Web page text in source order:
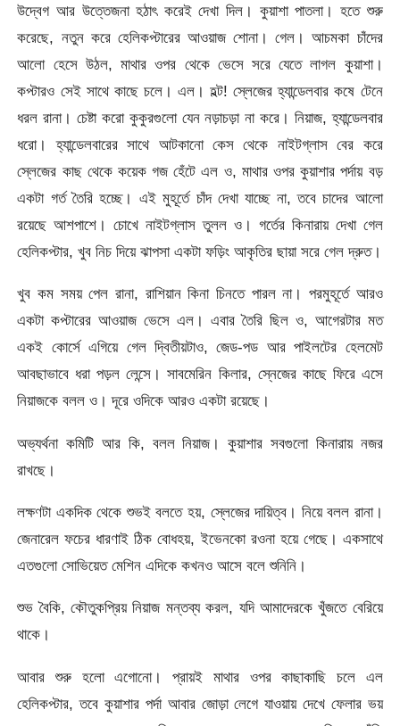
উদ্বেগ আর উত্তেজনা হঠাৎ করেই দেখা দিল। কুয়াশা পাতলা। হতে শুরু
করেছে, নতুন করে হেলিকপ্টারের আওয়াজ শোনা। গেল। আচমকা চাঁদের
আলো হেসে উঠল, মাথার ওপর থেকে ভেসে সরে যেতে লাগল কুয়াশা।
কপ্টারও সেই সাথে কাছে চলে। এল। হল্ট! স্লেজের হ্যান্ডেলবার কষে টেনে
ধরল রানা। চেষ্টা করো কুকুরগুলো যেন নড়াচড়া না করে। নিয়াজ, হ্যান্ডেলবার
ধরো। হ্যান্ডেলবারের সাথে আটকানো কেস থেকে নাইটগ্লাস বের করে
স্লেজের কাছ থেকে কয়েক গজ হেঁটে এল ও, মাথার ওপর কুয়াশার পর্দায় বড়
একটা গর্ত তৈরি হচ্ছে। এই মুহূর্তে চাঁদ দেখা যাচ্ছে না, তবে চাদের আলো
রয়েছে আশপাশে। চোখে নাইটগ্লাস তুলল ও। গর্তের কিনারায় দেখা গেল
হেলিকপ্টার, খুব নিচ দিয়ে ঝাপসা একটা ফড়িং আকৃতির ছায়া সরে গেল দ্রুত।
খুব কম সময় পেল রানা, রাশিয়ান কিনা চিনতে পারল না। পরমুহূর্তে আরও
একটা কপ্টারের আওয়াজ ভেসে এল। এবার তৈরি ছিল ও, আগেরটার মত
একই কোর্সে এগিয়ে গেল দ্বিতীয়টাও, জেড-পড আর পাইলটের হেলমেট
আবছাভাবে ধরা পড়ল লেন্সে। সাবমেরিন কিলার, স্নেজের কাছে ফিরে এসে
নিয়াজকে বলল ও। দূরে ওদিকে আরও একটা রয়েছে।
অভ্যর্থনা কমিটি আর কি, বলল নিয়াজ। কুয়াশার সবগুলো কিনারায় নজর
রাখছে।
লক্ষণটা একদিক থেকে শুভই বলতে হয়, স্লেজের দায়িত্ব। নিয়ে বলল রানা।
জেনারেল ফচের ধারণাই ঠিক বোধহয়, ইভেনকো রওনা হয়ে গেছে। একসাথে
এতগুলো সোভিয়েত মেশিন এদিকে কখনও আসে বলে শুনিনি।
শুভ বৈকি, কৌতুকপ্রিয় নিয়াজ মন্তব্য করল, যদি আমাদেরকে খুঁজতে বেরিয়ে
থাকে।
আবার শুরু হলো এগোনো। প্রায়ই মাথার ওপর কাছাকাছি চলে এল
হেলিকপ্টার, তবে কুয়াশার পর্দা আবার জোড়া লেগে যাওয়ায় দেখে ফেলার ভয়